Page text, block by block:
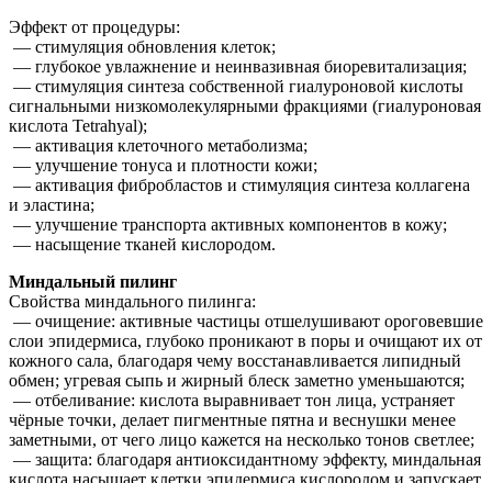
Эффект от процедуры:
— стимуляция обновления клеток;
— глубокое увлажнение и неинвазивная биоревитализация;
— стимуляция синтеза собственной гиалуроновой кислоты
сигнальными низкомолекулярными фракциями (гиалуроновая
кислота Tetrahyal);
— активация клеточного метаболизма;
— улучшение тонуса и плотности кожи;
— активация фибробластов и стимуляция синтеза коллагена
и эластина;
— улучшение транспорта активных компонентов в кожу;
— насыщение тканей кислородом.
Миндальный пилинг
Свойства миндального пилинга:
— очищение: активные частицы отшелушивают ороговевшие
слои эпидермиса, глубоко проникают в поры и очищают их от
кожного сала, благодаря чему восстанавливается липидный
обмен; угревая сыпь и жирный блеск заметно уменьшаются;
— отбеливание: кислота выравнивает тон лица, устраняет
чёрные точки, делает пигментные пятна и веснушки менее
заметными, от чего лицо кажется на несколько тонов светлее;
— защита: благодаря антиоксидантному эффекту, миндальная
кислота насыщает клетки эпидермиса кислородом и запускает